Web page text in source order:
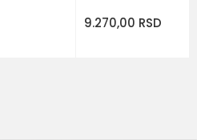
9.270,00 RSD